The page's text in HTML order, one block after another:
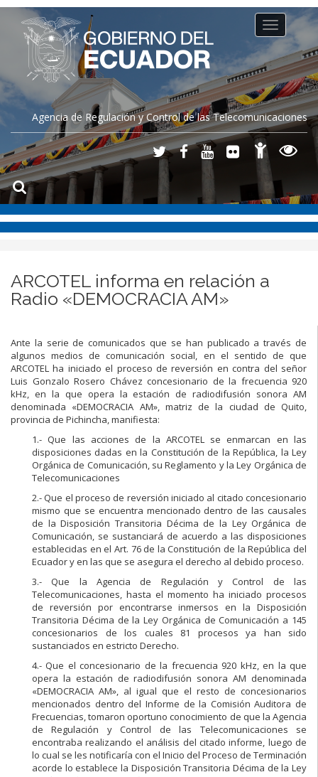
Agencia de Regulación y Control de las Telecomunicaciones
Toggle
navigation
ARCOTEL informa en relación a
Radio «DEMOCRACIA AM»
Ante la serie de comunicados que se han publicado a través de
algunos medios de comunicación social, en el sentido de que
ARCOTEL ha iniciado el proceso de reversión en contra del señor
Luis Gonzalo Rosero Chávez concesionario de la frecuencia 920
kHz, en la que opera la estación de radiodifusión sonora AM
denominada «DEMOCRACIA AM», matriz de la ciudad de Quito,
provincia de Pichincha, manifiesta:
1.- Que las acciones de la ARCOTEL se enmarcan en las
disposiciones dadas en la Constitución de la República, la Ley
Orgánica de Comunicación, su Reglamento y la Ley Orgánica de
Telecomunicaciones
2.- Que el proceso de reversión iniciado al citado concesionario
mismo que se encuentra mencionado dentro de las causales
de la Disposición Transitoria Décima de la Ley Orgánica de
Comunicación, se sustanciará de acuerdo a las disposiciones
establecidas en el Art. 76 de la Constitución de la República del
Ecuador y en las que se asegura el derecho al debido proceso.
3.- Que la Agencia de Regulación y Control de las
Telecomunicaciones, hasta el momento ha iniciado procesos
de reversión por encontrarse inmersos en la Disposición
Transitoria Décima de la Ley Orgánica de Comunicación a 145
concesionarios de los cuales 81 procesos ya han sido
sustanciados en estricto Derecho.
4.- Que el concesionario de la frecuencia 920 kHz, en la que
opera la estación de radiodifusión sonora AM denominada
«DEMOCRACIA AM», al igual que el resto de concesionarios
mencionados dentro del Informe de la Comisión Auditora de
Frecuencias, tomaron oportuno conocimiento de que la Agencia
de Regulación y Control de las Telecomunicaciones se
encontraba realizando el análisis del citado informe, luego de
lo cual se les notificaría con el Inicio del Proceso de Terminación
acorde lo establece la Disposición Transitoria Décima de la Ley